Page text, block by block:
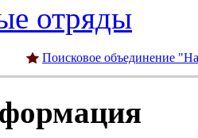
отряды
Поисковое объединение